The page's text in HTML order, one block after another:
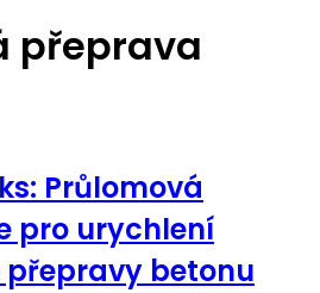
přeprava
Průlomová
pro urychlení
přepravy betonu